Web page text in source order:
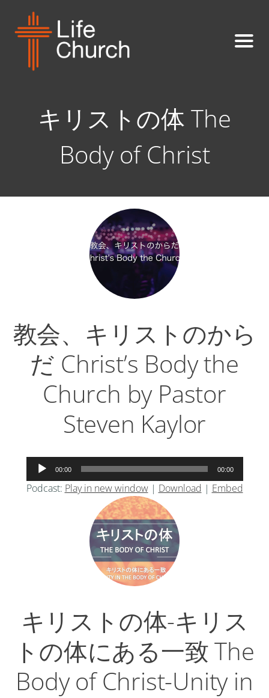
キリストの体 The
Body of Christ
教会、キリストのから
だ Christ’s Body the
Church by Pastor
Steven Kaylor
声
プ
00:00 00:00
Podcast: Play in new window| Download | Embed
キリストの体-キリス
トの体にある一致 The
Body of Christ-Unity in